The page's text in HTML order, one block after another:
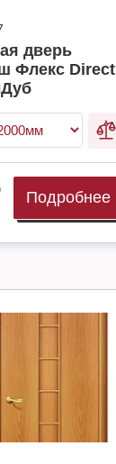
дверь
Флекс Direct
Подробнее